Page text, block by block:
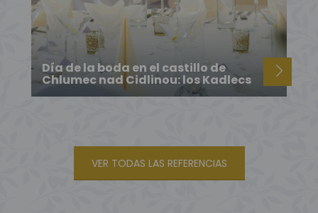
Día de la boda en el castillo de
Chlumec nad Cidlinou: los Kadlecs
VER TODAS LAS REFERENCIAS